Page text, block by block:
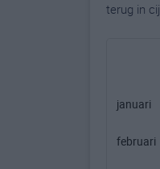
terug in
januari
februari